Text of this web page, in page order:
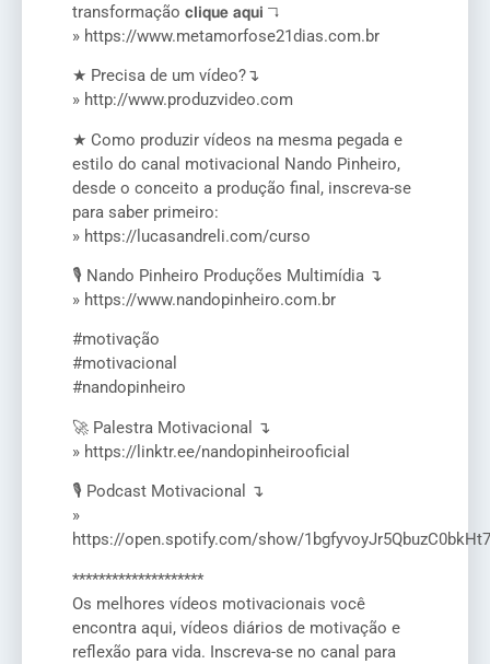
transformação 𝗰𝗹𝗶𝗾𝘂𝗲 𝗮𝗾𝘂𝗶 ↴
» https://www.metamorfose21dias.com.br
★ Precisa de um vídeo?↴
» http://www.produzvideo.com
★ Como produzir vídeos na mesma pegada e
estilo do canal motivacional Nando Pinheiro,
desde o conceito a produção final, inscreva-se
para saber primeiro:
» https://lucasandreli.com/curso
🎙️ Nando Pinheiro Produções Multimídia ↴
» https://www.nandopinheiro.com.br
#motivação
#motivacional
#nandopinheiro
🚀 Palestra Motivacional ↴
» https://linktr.ee/nandopinheirooficial
🎙️ Podcast Motivacional ↴
»
https://open.spotify.com/show/1bgfyvoyJr5QbuzC0bkHt7
********************
Os melhores vídeos motivacionais você
encontra aqui, vídeos diários de motivação e
reflexão para vida. Inscreva-se no canal para